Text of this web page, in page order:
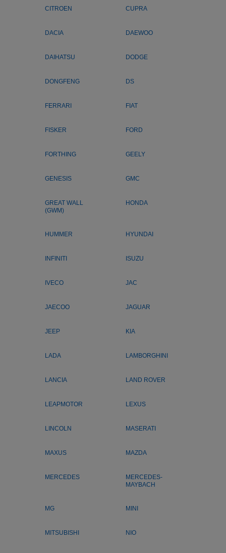
CITROEN CUPRA
DACIA DAEWOO
DAIHATSU DODGE
DONGFENG DS
FERRARI FIAT
FISKER FORD
FORTHING GEELY
GENESIS GMC
GREAT WALL
(GWM)
HONDA
HUMMER HYUNDAI
INFINITI ISUZU
IVECO JAC
JAECOO JAGUAR
JEEP KIA
LADA LAMBORGHINI
LANCIA LAND ROVER
LEAPMOTOR LEXUS
LINCOLN MASERATI
MAXUS MAZDA
MERCEDES
MERCEDES-
MAYBACH
MG MINI
MITSUBISHI NIO